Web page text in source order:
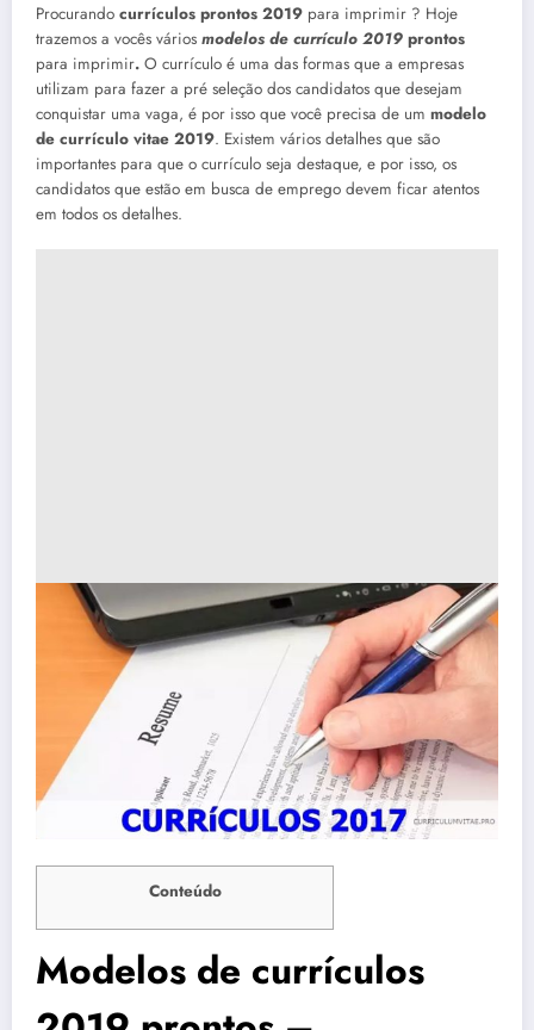
Procurando currículos prontos 2019 para imprimir ? Hoje
trazemos a vocês vários modelos de currículo 2019 prontos
para imprimir. O currículo é uma das formas que a empresas
utilizam para fazer a pré seleção dos candidatos que desejam
conquistar uma vaga, é por isso que você precisa de um modelo
de currículo vitae 2019. Existem vários detalhes que são
importantes para que o currículo seja destaque, e por isso, os
candidatos que estão em busca de emprego devem ficar atentos
em todos os detalhes.
Conteúdo
Modelos de currículos